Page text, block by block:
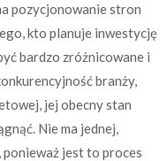
pozycjonowanie stron
kto planuje inwestycję
bardzo zróżnicowane i
branży,
jej obecny stan
Nie ma jednej,
jest to proces